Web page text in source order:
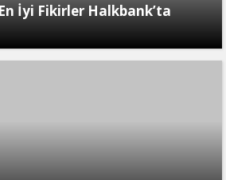
İyi Fikirler Halkbank’ta